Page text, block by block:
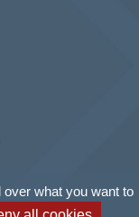
what you want to